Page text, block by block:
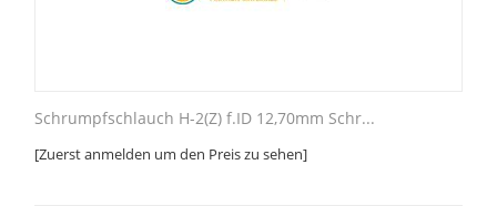
Schrumpfschlauch H-2(Z) f.ID 12,70mm Schr...
[Zuerst anmelden um den Preis zu sehen]